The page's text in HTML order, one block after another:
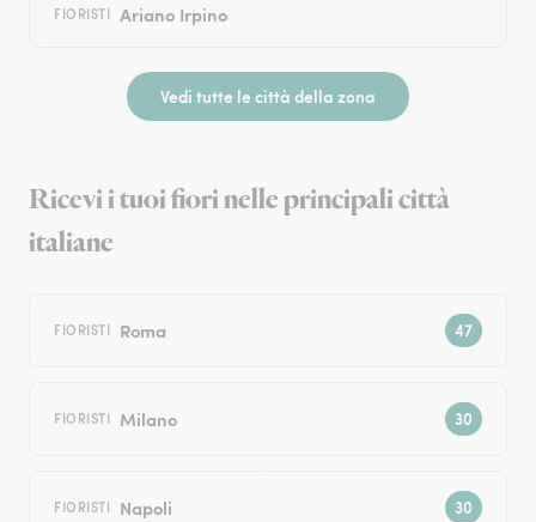
FIORISTI Ariano Irpino
Vedi tutte le città della zona
Ricevi i tuoi fiori nelle principali città
italiane
FIORISTI Roma
FIORISTI Milano
FIORISTI Napoli